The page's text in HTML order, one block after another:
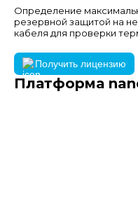
Определение
резервной защитой на
кабеля для проверки
Получить лицензию
Платформа